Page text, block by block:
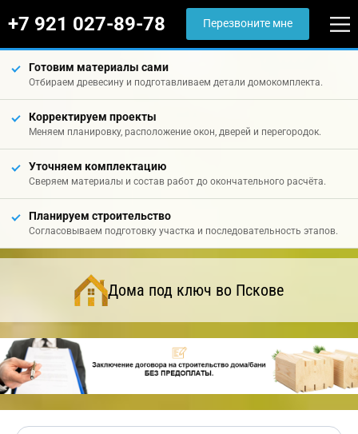
+7 921 027-89-78 Перезвоните мне
Готовим материалы сами
Отбираем древесину и подготавливаем детали домокомплекта.
Корректируем проекты
Меняем планировку, расположение окон, дверей и перегородок.
Уточняем комплектацию
Сверяем материалы и состав работ до окончательного расчёта.
Планируем строительство
Согласовываем подготовку участка и последовательность этапов.
Дома под ключ во Пскове